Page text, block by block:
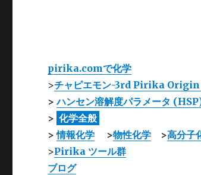
pirika.comで化学
>チャピエモン-3rd Pirika Origin
>ハンセン溶解度パラメータ
> 化学全般
>情報化学 >物性化学 >高分子
>Pirika ツール群
ブログ